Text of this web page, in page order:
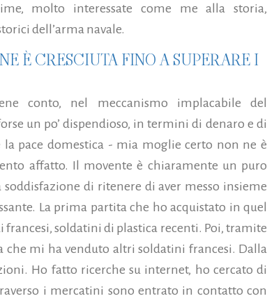
molto interessate come me alla storia,
dell’arma navale.
È CRESCIUTA FINO A SUPERARE I
conto, nel meccanismo implacabile del
un po’ dispen­dioso, in termini di denaro e di
pace domestica -­ mia moglie certo non ne è
affatto. Il movente è chiaramente un puro
di ritenere di aver messo insieme
La prima partita che ho acquistato in quel
soldatini di plastica recenti. Poi, tramite
mi ha venduto altri soldatini francesi. Dalla
Ho fatto ricerche su internet, ho cercato di
i mercatini sono entrato in contatto con